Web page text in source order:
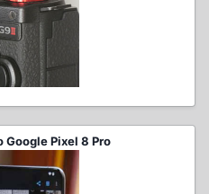
Pixel 8 Pro